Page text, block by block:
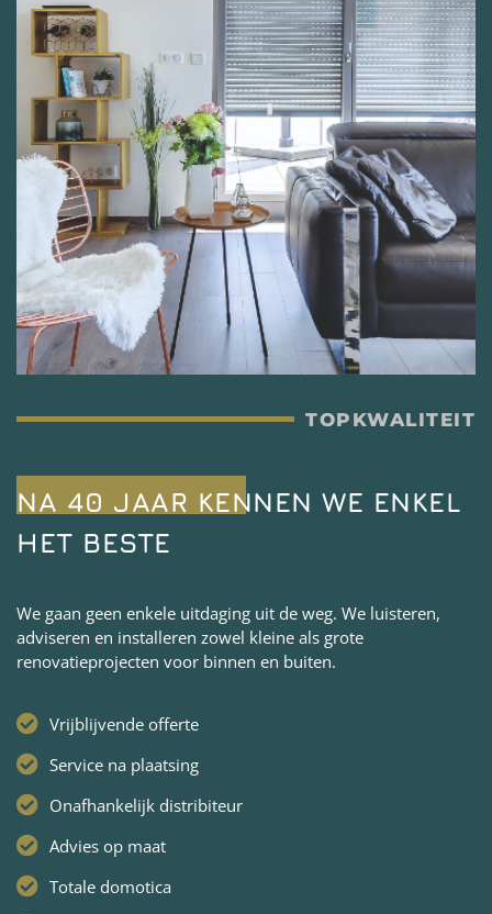
TOPKWALITEIT
NA 40 JAAR KENNEN WE ENKEL
HET BESTE
We gaan geen enkele uitdaging uit de weg. We luisteren,
adviseren en installeren zowel kleine als grote
renovatieprojecten voor binnen en buiten.
Vrijblijvende offerte
Service na plaatsing
Onafhankelijk distribiteur
Advies op maat
Totale domotica